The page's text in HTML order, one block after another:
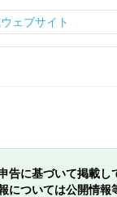
ェブサイト
告に基づいて掲載
については公開情